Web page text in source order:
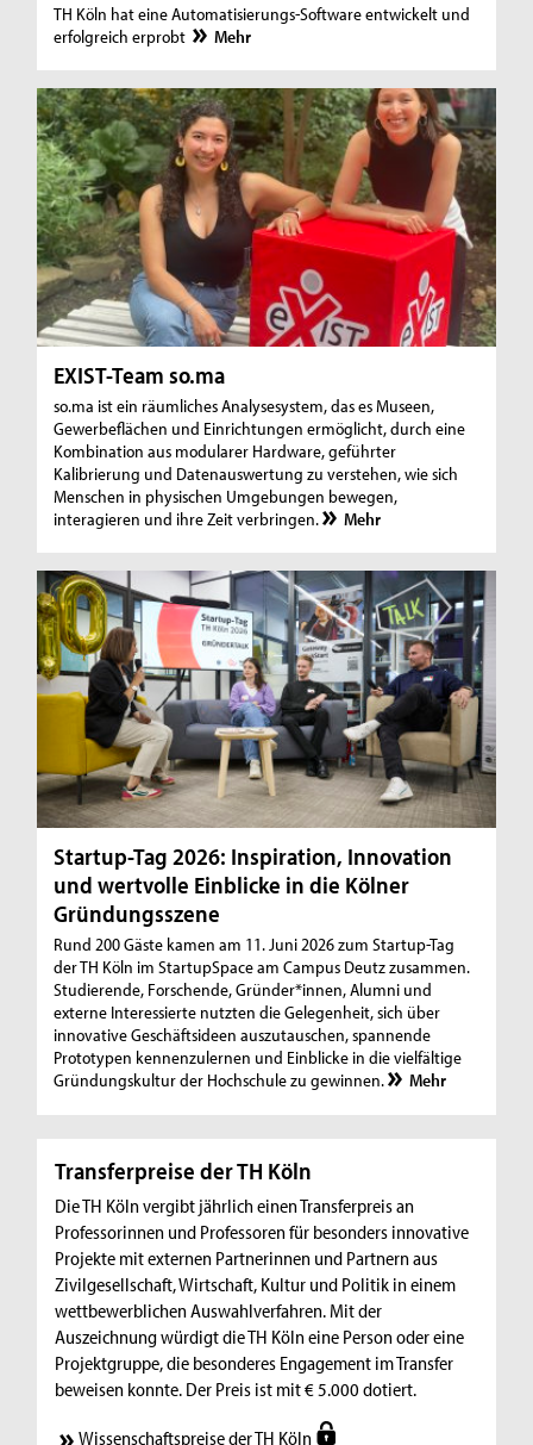
TH Köln hat eine Automatisierungs-Software entwickelt und
erfolgreich erprobt
Mehr
EXIST-Team so.ma
so.ma ist ein räumliches Analysesystem, das es Museen,
Gewerbeflächen und Einrichtungen ermöglicht, durch eine
Kombination aus modularer Hardware, geführter
Kalibrierung und Datenauswertung zu verstehen, wie sich
Menschen in physischen Umgebungen bewegen,
interagieren und ihre Zeit verbringen.
Mehr
Startup-Tag 2026: Inspiration, Innovation
und wertvolle Einblicke in die Kölner
Gründungsszene
Rund 200 Gäste kamen am 11. Juni 2026 zum Startup-Tag
der TH Köln im StartupSpace am Campus Deutz zusammen.
Studierende, Forschende, Gründer*innen, Alumni und
externe Interessierte nutzten die Gelegenheit, sich über
innovative Geschäftsideen auszutauschen, spannende
Prototypen kennenzulernen und Einblicke in die vielfältige
Gründungskultur der Hochschule zu gewinnen.
Mehr
Transferpreise der TH Köln
Die TH Köln vergibt jährlich einen Transferpreis an
Professorinnen und Professoren für besonders innovative
Projekte mit externen Partnerinnen und Partnern aus
Zivilgesellschaft, Wirtschaft, Kultur und Politik in einem
wettbewerblichen Auswahlverfahren. Mit der
Auszeichnung würdigt die TH Köln eine Person oder eine
Projektgruppe, die besonderes Engagement im Transfer
beweisen konnte. Der Preis ist mit € 5.000 dotiert.
Wissenschaftspreise der TH Köln